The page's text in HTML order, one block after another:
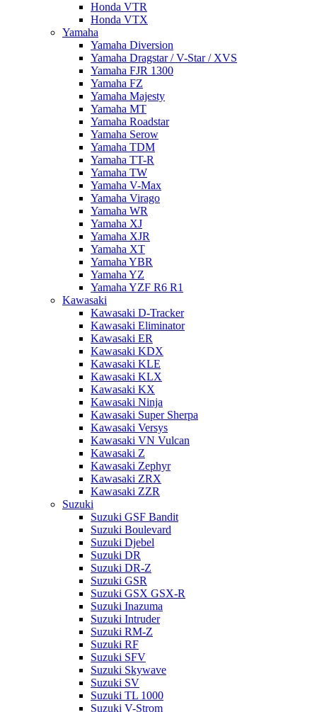
Honda VTR
Honda VTX
Yamaha
Yamaha Diversion
Yamaha Dragstar / V-Star / XVS
Yamaha FJR 1300
Yamaha FZ
Yamaha Majesty
Yamaha MT
Yamaha Roadstar
Yamaha Serow
Yamaha TDM
Yamaha TT-R
Yamaha TW
Yamaha V-Max
Yamaha Virago
Yamaha WR
Yamaha XJ
Yamaha XJR
Yamaha XT
Yamaha YBR
Yamaha YZ
Yamaha YZF R6 R1
Kawasaki
Kawasaki D-Tracker
Kawasaki Eliminator
Kawasaki ER
Kawasaki KDX
Kawasaki KLE
Kawasaki KLX
Kawasaki KX
Kawasaki Ninja
Kawasaki Super Sherpa
Kawasaki Versys
Kawasaki VN Vulcan
Kawasaki Z
Kawasaki Zephyr
Kawasaki ZRX
Kawasaki ZZR
Suzuki
Suzuki GSF Bandit
Suzuki Boulevard
Suzuki Djebel
Suzuki DR
Suzuki DR-Z
Suzuki GSR
Suzuki GSX GSX-R
Suzuki Inazuma
Suzuki Intruder
Suzuki RM-Z
Suzuki RF
Suzuki SFV
Suzuki Skywave
Suzuki SV
Suzuki TL 1000
Suzuki V-Strom